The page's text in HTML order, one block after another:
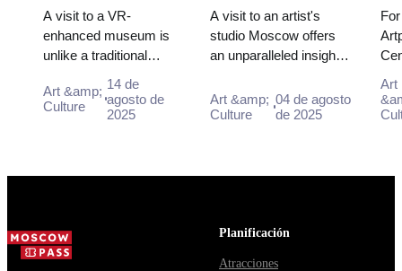
en Moscú:
Cuando lo Físico
se Encuentra con
lo Digital
A visit to a VR-
enhanced museum is
unlike a traditional
just walking through
halls, a visitor mi...
Art &amp;
Culture
14 de
agosto de
2025
Moscú: estudios
de artistas y
galerías
A visit to an artist's
studio Moscow offers
an unparalleled insight
tools, and ideas that
shape ...
Art &amp;
Culture
04 de agosto
de 2025
a
Art
Planificación
Atracciones